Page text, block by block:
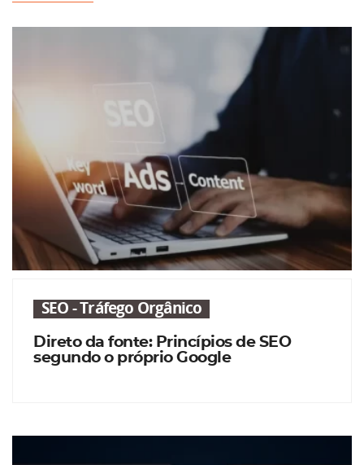
SEO - Tráfego Orgânico
Direto da fonte: Princípios de SEO
segundo o próprio Google